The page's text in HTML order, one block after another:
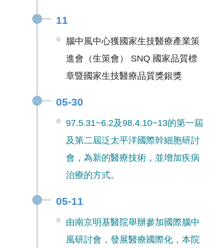
11
腦中風中心獲國家生技醫療產業策
進會（生策會） SNQ 國家品質標
章暨國家生技醫療品質獎銀獎
05-30
97.5.31~6.2及98.4.10~13的第一屆
及第二屆泛太平洋國際幹細胞研討
會，為新的醫療技術，並增加疾病
治療的方式。
05-11
由南京明基醫院舉辦參加國際腦中
風研討會，發展醫療國際化，本院